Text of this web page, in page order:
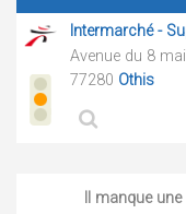
Intermarché -
Avenue du 8
77280 Othis
Il manque